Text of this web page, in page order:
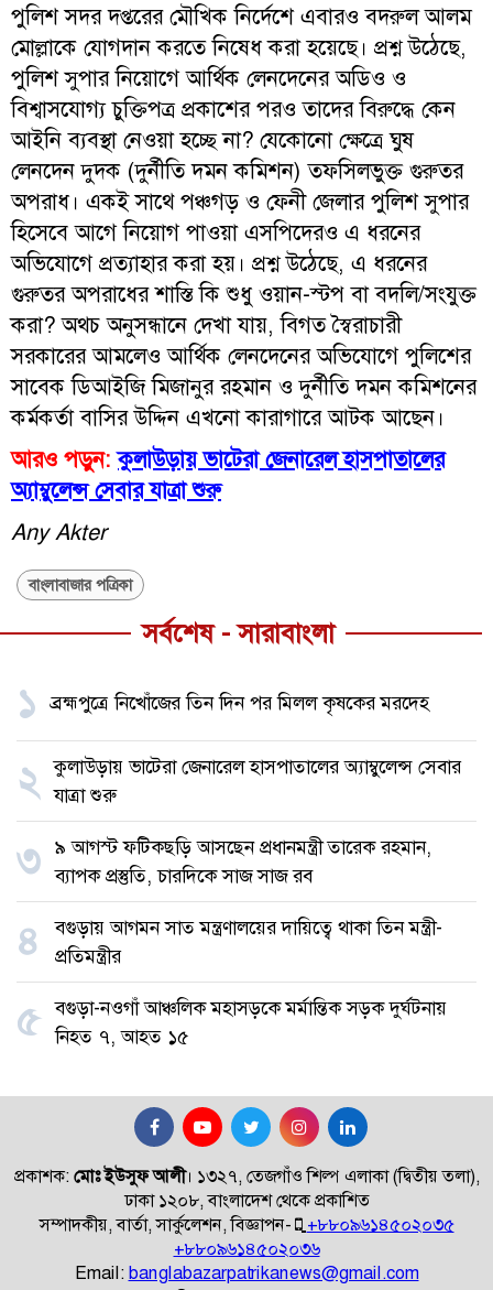
পুলিশ সদর দপ্তরের মৌখিক নির্দেশে এবারও বদরুল আলম
মোল্লাকে যোগদান করতে নিষেধ করা হয়েছে। প্রশ্ন উঠেছে,
পুলিশ সুপার নিয়োগে আর্থিক লেনদেনের অডিও ও
বিশ্বাসযোগ্য চুক্তিপত্র প্রকাশের পরও তাদের বিরুদ্ধে কেন
আইনি ব্যবস্থা নেওয়া হচ্ছে না? যেকোনো ক্ষেত্রে ঘুষ
লেনদেন দুদক (দুর্নীতি দমন কমিশন) তফসিলভুক্ত গুরুতর
অপরাধ। একই সাথে পঞ্চগড় ও ফেনী জেলার পুলিশ সুপার
হিসেবে আগে নিয়োগ পাওয়া এসপিদেরও এ ধরনের
অভিযোগে প্রত্যাহার করা হয়। প্রশ্ন উঠেছে, এ ধরনের
গুরুতর অপরাধের শাস্তি কি শুধু ওয়ান-স্টপ বা বদলি/সংযুক্ত
করা? অথচ অনুসন্ধানে দেখা যায়, বিগত স্বৈরাচারী
সরকারের আমলেও আর্থিক লেনদেনের অভিযোগে পুলিশের
সাবেক ডিআইজি মিজানুর রহমান ও দুর্নীতি দমন কমিশনের
কর্মকর্তা বাসির উদ্দিন এখনো কারাগারে আটক আছেন।
আরও পড়ুন: কুলাউড়ায় ভাটেরা জেনারেল হাসপাতালের
অ্যাম্বুলেন্স সেবার যাত্রা শুরু
Any Akter
বাংলাবাজার পত্রিকা
সর্বশেষ - সারাবাংলা
১ ব্রহ্মপুত্রে নিখোঁজের তিন দিন পর মিলল কৃষকের মরদেহ
২ কুলাউড়ায় ভাটেরা জেনারেল হাসপাতালের অ্যাম্বুলেন্স সেবার
যাত্রা শুরু
৩ ৯ আগস্ট ফটিকছড়ি আসছেন প্রধানমন্ত্রী তারেক রহমান,
ব্যাপক প্রস্তুতি, চারদিকে সাজ সাজ রব
৪
বগুড়ায় আগমন সাত মন্ত্রণালয়ের দায়িত্বে থাকা তিন মন্ত্রী-
প্রতিমন্ত্রীর
৫ বগুড়া-নওগাঁ আঞ্চলিক মহাসড়কে মর্মান্তিক সড়ক দুর্ঘটনায়
নিহত ৭, আহত ১৫
প্রকাশক:মোঃ ইউসুফ আলী। ১৩২৭, তেজগাঁও শিল্প এলাকা (দ্বিতীয় তলা),
ঢাকা ১২০৮, বাংলাদেশ থেকে প্রকাশিত
সম্পাদকীয়, বার্তা, সার্কুলেশন, বিজ্ঞাপন-
+৮৮০৯৬১৪৫০২০৩৫
+৮৮০৯৬১৪৫০২০৩৬
Email: banglabazarpatrikanews@gmail.com